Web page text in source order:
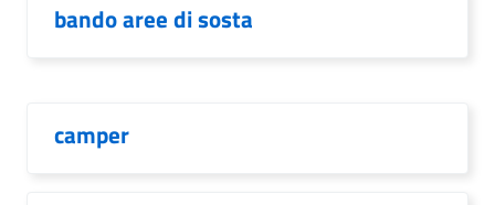
bando aree di sosta
camper